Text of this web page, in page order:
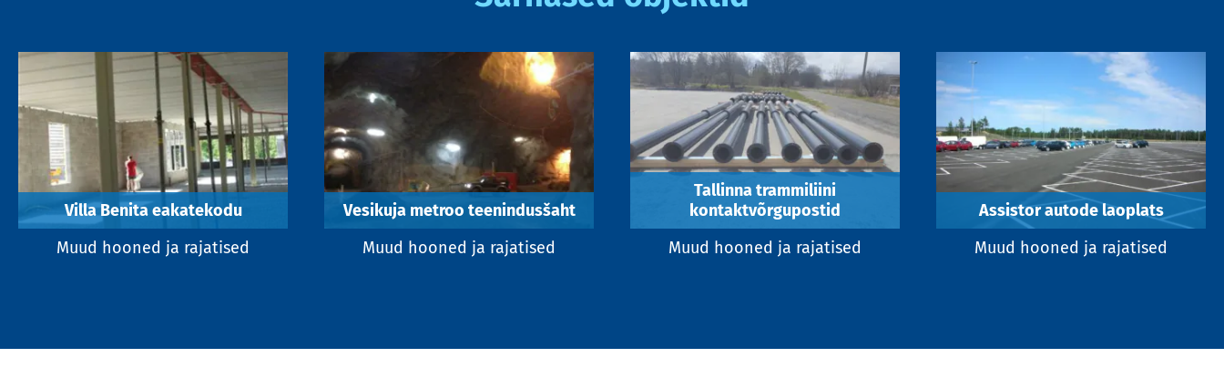
Villa Benita eakatekodu
Muud hooned ja rajatised
Vesikuja metroo teenindusšaht
Muud hooned ja rajatised
Tallinna trammiliini
kontaktvõrgupostid
Muud hooned ja rajatised
Assistor autode laoplats
Muud hooned ja rajatised